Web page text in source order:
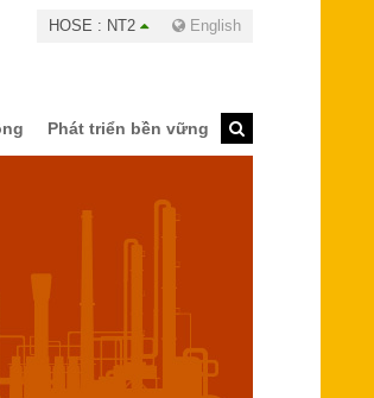
HOSE : NT2 English
Phát triển bền vững